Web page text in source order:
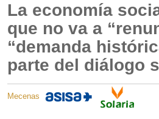
La economía
que no va a
“demanda
parte del diálogo
Mecenas